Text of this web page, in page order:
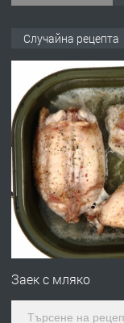
ПРЕДЛАГА
ПРЕДЛАГА
Случайна рецепта
Заек с мляко